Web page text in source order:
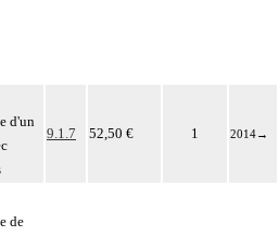
d'un
9.1.7 52,50 € 1 2014→
de